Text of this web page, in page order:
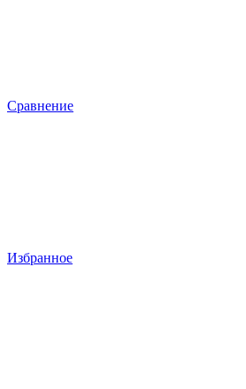
Сравнение
Избранное